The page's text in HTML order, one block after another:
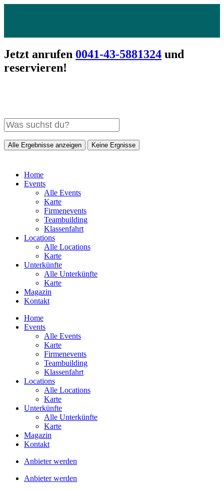
Jetzt anrufen 0041-43-5881324 und
reservieren!
Alle Ergebnisse anzeigen Keine Ergnisse
Home
Events
Alle Events
Karte
Firmenevents
Teambuilding
Klassenfahrt
Locations
Alle Locations
Karte
Unterkünfte
Alle Unterkünfte
Karte
Magazin
Kontakt
Home
Events
Alle Events
Karte
Firmenevents
Teambuilding
Klassenfahrt
Locations
Alle Locations
Karte
Unterkünfte
Alle Unterkünfte
Karte
Magazin
Kontakt
Anbieter werden
Anbieter werden